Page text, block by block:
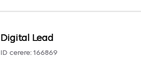
Digital Lead
ID cerere: 166869